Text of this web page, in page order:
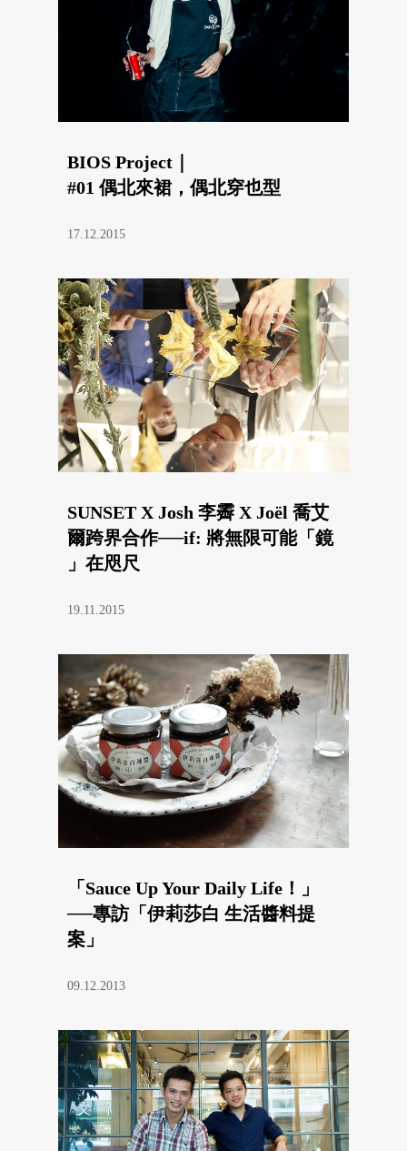
BIOS Project｜
#01 偶北來裙，偶北穿也型
17.12.2015
SUNSET X Josh 李霽 X Joël 喬艾
爾跨界合作──if: 將無限可能「鏡
」在咫尺
19.11.2015
「Sauce Up Your Daily Life！」
──專訪「伊莉莎白 生活醬料提
案」
09.12.2013